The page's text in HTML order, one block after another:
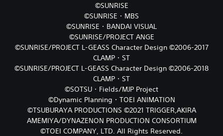
©SUNRISE
©SUNRISE・MBS
©SUNRISE・BANDAI VISUAL
©SUNRISE/PROJECT ANGE
©SUNRISE/PROJECT L-GEASS Character Design ©2006-2017
CLAMP・ST
©SUNRISE/PROJECT L-GEASS Character Design ©2006-2018
CLAMP・ST
©SOTSU・Fields/MJP Project
©Dynamic Planning・TOEI ANIMATION
©TSUBURAYA PRODUCTIONS ©2021 TRIGGER,AKIRA
AMEMIYA/DYNAZENON PRODUCTION CONSORTIUM
©TOEI COMPANY, LTD. All Rights Reserved.